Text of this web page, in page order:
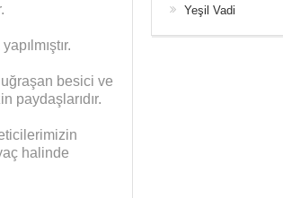
besici ve
paydaşlarıdır.
halinde
Yeşil Vadi